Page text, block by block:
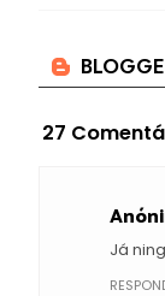
27
Já